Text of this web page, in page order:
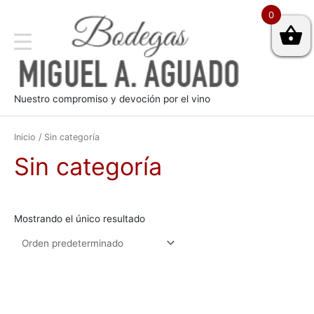
Nuestro compromiso y devoción por el vino
Inicio / Sin categoría
Sin categoría
Mostrando el único resultado
0